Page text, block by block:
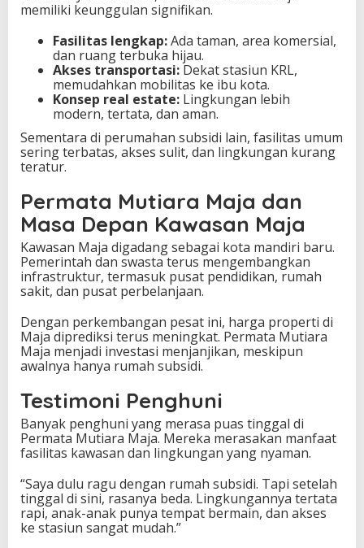
memiliki keunggulan signifikan.
Fasilitas lengkap:Ada taman, area komersial,
dan ruang terbuka hijau.
Akses transportasi: Dekat stasiun KRL,
memudahkan mobilitas ke ibu kota.
Konsep real estate: Lingkungan lebih
modern, tertata, dan aman.
Sementara di perumahan subsidi lain, fasilitas umum
sering terbatas, akses sulit, dan lingkungan kurang
teratur.
Permata Mutiara Maja dan
Masa Depan Kawasan Maja
Kawasan Maja digadang sebagai kota mandiri baru.
Pemerintah dan swasta terus mengembangkan
infrastruktur, termasuk pusat pendidikan, rumah
sakit, dan pusat perbelanjaan.
Dengan perkembangan pesat ini, harga properti di
Maja diprediksi terus meningkat. Permata Mutiara
Maja menjadi investasi menjanjikan, meskipun
awalnya hanya rumah subsidi.
Testimoni Penghuni
Banyak penghuni yang merasa puas tinggal di
Permata Mutiara Maja. Mereka merasakan manfaat
fasilitas kawasan dan lingkungan yang nyaman.
“Saya dulu ragu dengan rumah subsidi. Tapi setelah
tinggal di sini, rasanya beda. Lingkungannya tertata
rapi, anak-anak punya tempat bermain, dan akses
ke stasiun sangat mudah.”